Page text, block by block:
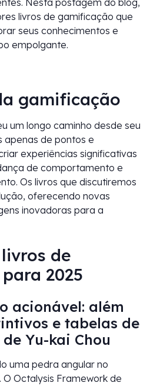
Nesta postagem do blog,
livros de gamificação que
seus conhecimentos e
empolgante.
gamificação
um longo caminho desde seu
apenas de pontos e
experiências significativas
de comportamento e
Os livros que discutiremos
oferecendo novas
inovadoras para a
de
2025
acionável: além
e tabelas de
Yu-kai Chou
uma pedra angular no
Octalysis Framework de